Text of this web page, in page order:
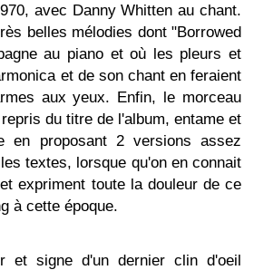
avec Danny Whitten au chant.
belles mélodies dont "Borrowed
au piano et où les pleurs et
et de son chant en feraient
aux yeux. Enfin, le morceau
du titre de l'album, entame et
en proposant 2 versions assez
textes, lorsque qu'on en connait
expriment toute la douleur de ce
à cette époque.
et signe d'un dernier clin d'oeil